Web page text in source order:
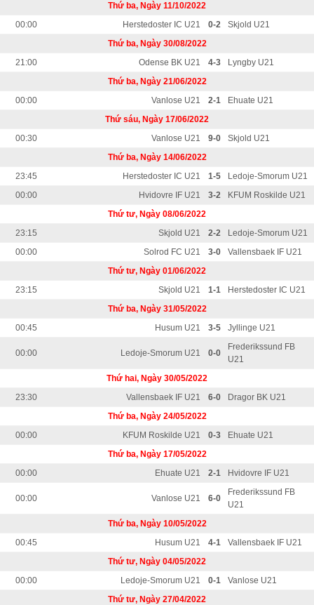
Thứ ba, Ngày 11/10/2022
00:00
Herstedoster IC U21 0-2
Skjold U21
Thứ ba, Ngày 30/08/2022
21:00
Odense BK U21 4-3
Lyngby U21
Thứ ba, Ngày 21/06/2022
00:00
Vanlose U21 2-1
Ehuate U21
Thứ sáu, Ngày 17/06/2022
00:30
Vanlose U21 9-0
Skjold U21
Thứ ba, Ngày 14/06/2022
23:45
Herstedoster IC U21 1-5
Ledoje-Smorum U21
00:00
Hvidovre IF U21 3-2
KFUM Roskilde U21
Thứ tư, Ngày 08/06/2022
23:15
Skjold U21 2-2
Ledoje-Smorum U21
00:00
Solrod FC U21 3-0
Vallensbaek IF U21
Thứ tư, Ngày 01/06/2022
23:15
Skjold U21 1-1
Herstedoster IC U21
Thứ ba, Ngày 31/05/2022
00:45
Husum U21 3-5 Jyllinge U21
00:00 Ledoje-Smorum U21 0-0
Frederikssund FB
U21
Thứ hai, Ngày 30/05/2022
23:30
Vallensbaek IF U21 6-0
Dragor BK U21
Thứ ba, Ngày 24/05/2022
00:00
KFUM Roskilde U21 0-3
Ehuate U21
Thứ ba, Ngày 17/05/2022
00:00
Ehuate U21 2-1 Hvidovre IF U21
00:00 Vanlose U21 6-0
Frederikssund FB
U21
Thứ ba, Ngày 10/05/2022
00:45
Husum U21 4-1
Vallensbaek IF U21
Thứ tư, Ngày 04/05/2022
00:00
Ledoje-Smorum U21 0-1
Vanlose U21
Thứ tư, Ngày 27/04/2022